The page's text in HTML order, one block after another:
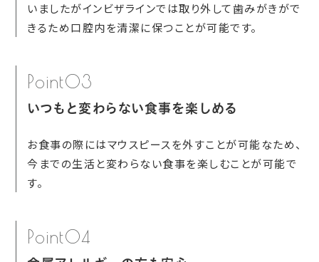
いましたがインビザラインでは取り外して歯みがきがで
きるため口腔内を清潔に保つことが可能です。
Point03
いつもと変わらない食事を楽しめる
お食事の際にはマウスピースを外すことが可能なため、
今までの生活と変わらない食事を楽しむことが可能で
す。
Point04